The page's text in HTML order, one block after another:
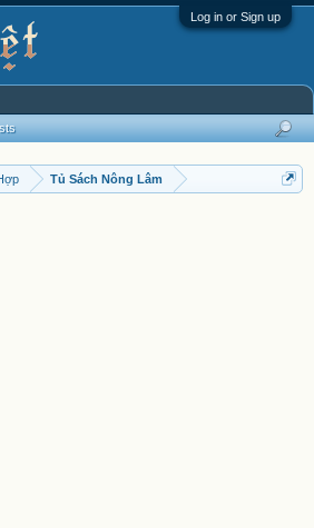
Log in or Sign up
Tủ Sách Nông Lâm